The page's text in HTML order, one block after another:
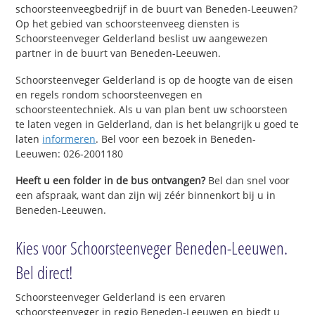
schoorsteenveegbedrijf in de buurt van Beneden-Leeuwen?
Op het gebied van schoorsteenveeg diensten is
Schoorsteenveger Gelderland beslist uw aangewezen
partner in de buurt van Beneden-Leeuwen.
Schoorsteenveger Gelderland is op de hoogte van de eisen
en regels rondom schoorsteenvegen en
schoorsteentechniek. Als u van plan bent uw schoorsteen
te laten vegen in Gelderland, dan is het belangrijk u goed te
laten informeren. Bel voor een bezoek in Beneden-
Leeuwen: 026-2001180
Heeft u een folder in de bus ontvangen?Bel dan snel voor
een afspraak, want dan zijn wij zéér binnenkort bij u in
Beneden-Leeuwen.
Kies voor Schoorsteenveger Beneden-Leeuwen.
Bel direct!
Schoorsteenveger Gelderland is een ervaren
schoorsteenveger in regio Beneden-Leeuwen en biedt u